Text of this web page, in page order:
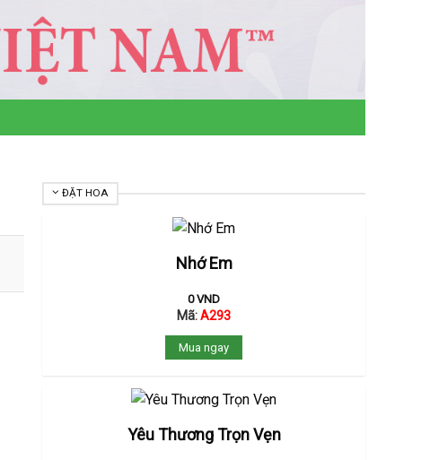
ĐẶT HOA
Nhớ Em
0VND
Mã:A293
Mua ngay
Yêu Thương Trọn Vẹn